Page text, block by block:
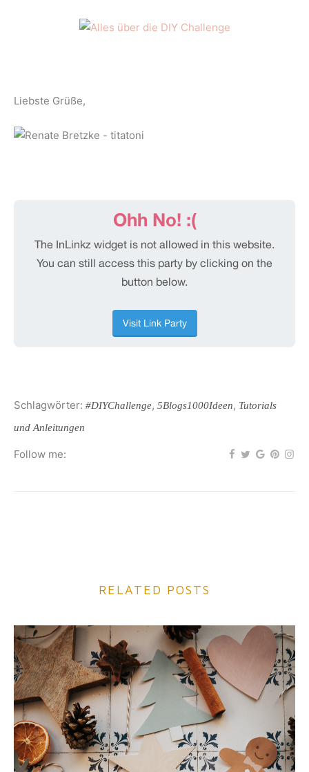
Liebste Grüße,
Schlagwörter: #DIYChallenge, 5Blogs1000Ideen, Tutorials
und Anleitungen
Follow me:
RELATED POSTS